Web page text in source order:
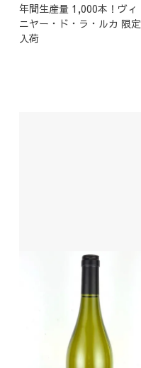
年間生産量 1,000本！ヴィ
ニヤー・ド・ラ・ルカ 限定
入荷